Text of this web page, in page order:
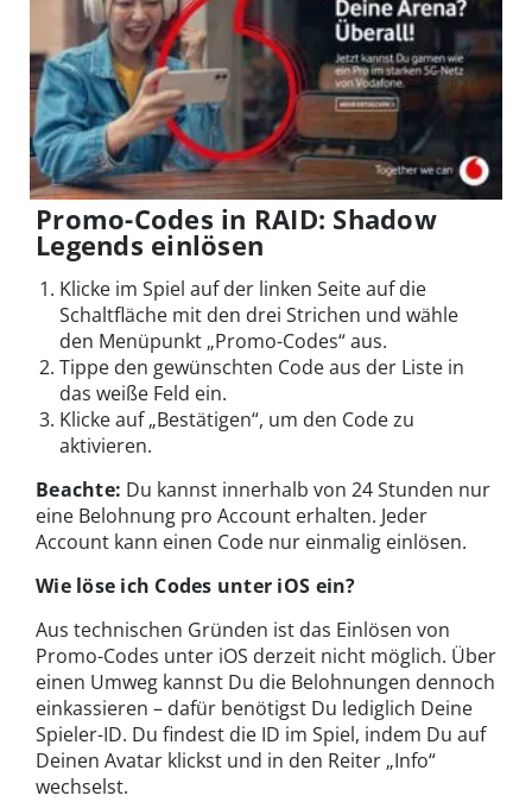
Promo-Codes in RAID: Shadow
Legends einlösen
Klicke im Spiel auf der linken Seite auf die
Schaltfläche mit den drei Strichen und wähle
den Menüpunkt „Promo-Codes“ aus.
Tippe den gewünschten Code aus der Liste in
das weiße Feld ein.
Klicke auf „Bestätigen“, um den Code zu
aktivieren.
Beachte: Du kannst innerhalb von 24 Stunden nur
eine Belohnung pro Account erhalten. Jeder
Account kann einen Code nur einmalig einlösen.
Wie löse ich Codes unter iOS ein?
Aus technischen Gründen ist das Einlösen von
Promo-Codes unter iOS derzeit nicht möglich. Über
einen Umweg kannst Du die Belohnungen dennoch
einkassieren – dafür benötigst Du lediglich Deine
Spieler-ID. Du findest die ID im Spiel, indem Du auf
Deinen Avatar klickst und in den Reiter „Info“
wechselst.